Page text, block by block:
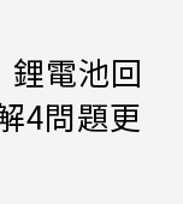
電池回
4問題更